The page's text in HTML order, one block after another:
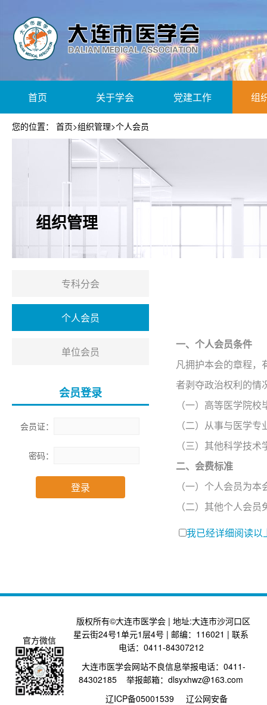
首页 关于学会 党建工作 组
您的位置： 首页>组织管理>个人会员
组织管理
专科分会
个人会员
单位会员
会员登录
会员证：
密码：
登录
一、个人会员条件
凡拥护本会的章程，
者剥夺政治权利的情
（一）高等医学院
（二）从事与医学
（三）其他科学技
二、会费标准
（一）个人会员为
（二）其他个人会
我已经详细阅读以
官方微信
版权所有©大连市医学会 | 地址:大连市沙河口区
星云街24号1单元1层4号 | 邮编：116021 | 联系
电话：0411-84307212
大连市医学会网站不良信息举报电话：0411-
84302185 举报邮箱：dlsyxhwz@163.com
辽ICP备05001539
辽公网安备